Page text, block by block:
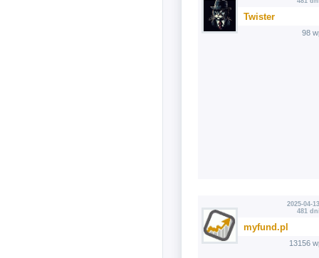
Twister
98
2025-04-
481
myfund.pl
13156